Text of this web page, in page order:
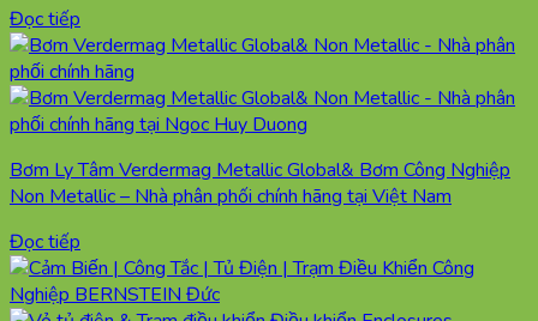
Đọc tiếp
Bơm Ly Tâm Verdermag Metallic Global& Bơm Công Nghiệp
Non Metallic – Nhà phân phối chính hãng tại Việt Nam
Đọc tiếp